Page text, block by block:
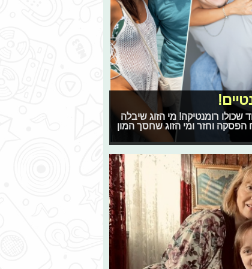
רומנטיקה! מי הזוג שיבלה
הפסקה וחזר ומי הזוג שחסך המון